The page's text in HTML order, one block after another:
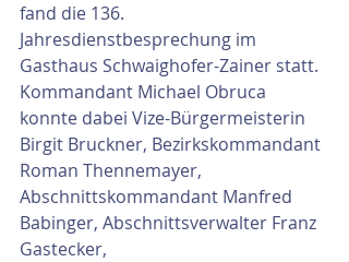
fand die 136.
Jahresdienstbesprechung im
Gasthaus Schwaighofer-Zainer statt.
Kommandant Michael Obruca
konnte dabei Vize-Bürgermeisterin
Birgit Bruckner, Bezirkskommandant
Roman Thennemayer,
Abschnittskommandant Manfred
Babinger, Abschnittsverwalter Franz
Gastecker,